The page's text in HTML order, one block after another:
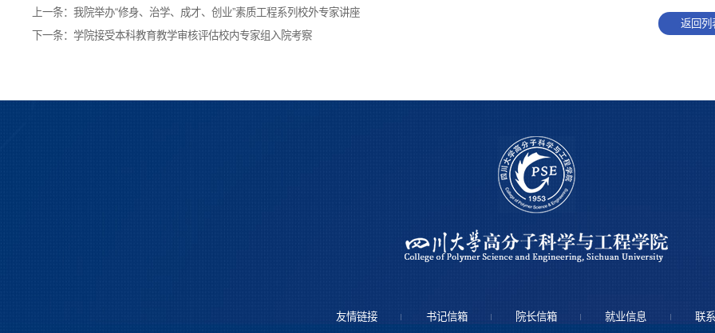
上一条：我院举办“修身、治学、成才、创业”素质工程系列校外专家讲座
下一条：学院接受本科教育教学审核评估校内专家组入院考察
返回列
友情链接 书记信箱 院长信箱 就业信息 联